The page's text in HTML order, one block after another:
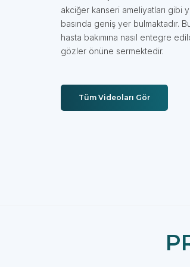
akciğer kanseri ameliyatları gibi
basında geniş yer bulmaktadır.
hasta bakımına nasıl entegre
gözler önüne sermektedir.
Tüm Videoları Gör
Robotik Akciğer Kanseri